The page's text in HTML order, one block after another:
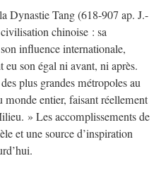
Dynastie Tang (618-907 ap. J.-
chinoise : sa
influence internationale,
eu son égal ni avant, ni après.
plus grandes métropoles au
entier, faisant réellement
» Les accomplissements de
et une source d’inspiration